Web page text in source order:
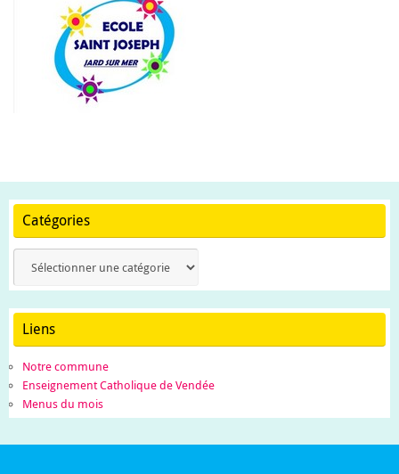
Catégories
Liens
Notre commune
Enseignement Catholique de Vendée
Menus du mois